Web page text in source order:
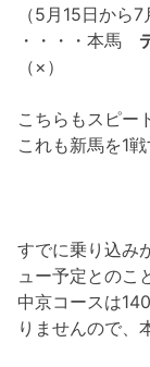
（5月15日から7
・・・・本馬
（×）
こちらもスピー
これも新馬を1
すでに乗り込み
ュー予定とのこ
中京コースは
りませんので、